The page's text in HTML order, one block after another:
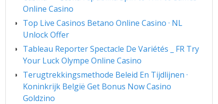
Online Casino
Top Live Casinos Betano Online Casino · NL
Unlock Offer
Tableau Reporter Spectacle De Variétés _ FR Try
Your Luck Olympe Online Casino
Terugtrekkingsmethode Beleid En Tijdlijnen ·
Koninkrijk België Get Bonus Now Casino
Goldzino